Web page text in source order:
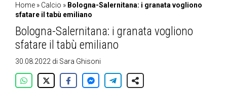
Home » Calcio » Bologna-Salernitana: i granata vogliono
sfatare il tabù emiliano
Bologna-Salernitana: i granata vogliono
sfatare il tabù emiliano
30.08.2022 di Sara Ghisoni